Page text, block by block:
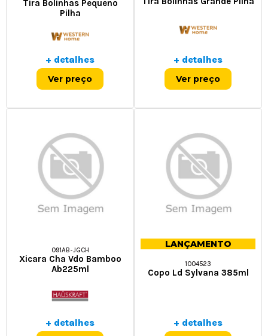
Tira Bolinhas Pequeno
Pilha
+ detalhes
Ver preço
+ detalhes
Ver preço
091AB-JGCH
Xicara Cha Vdo Bamboo
Ab225ml
+ detalhes
LANÇAMENTO
1004523
Copo Ld Sylvana 385ml
+ detalhes